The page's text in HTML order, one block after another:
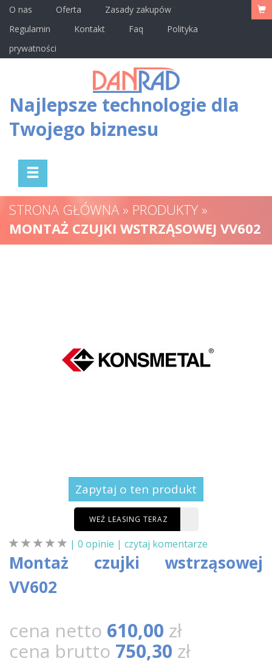
O nas Oferta
Zasady zakupów
Regulamin
Kontakt Faq
Polityka
prywatności
Najlepsze technologie dla
Twojego biznesu
STRONA GŁÓWNA » PRODUKTY »
MONTAŻ CZUJKI WSTRZĄSOWEJ VV602
Zapytaj o ten produkt
WEŹ LEASING TERAZ
| 0 opinie | czytaj komentarze
Montaż czujki wstrząsowej
VV602
cena netto 610,00 zł
cena brutto 750,30 zł